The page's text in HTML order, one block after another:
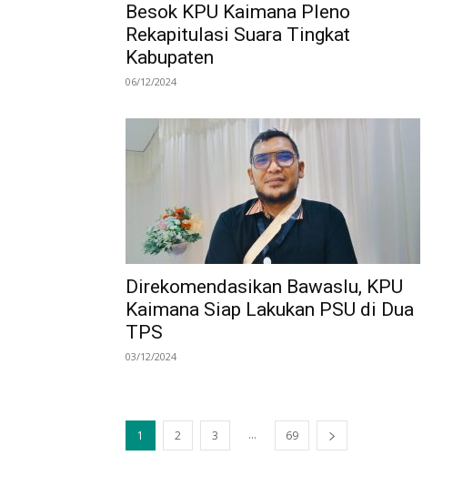
Besok KPU Kaimana Pleno
Rekapitulasi Suara Tingkat
Kabupaten
06/12/2024
Direkomendasikan Bawaslu, KPU
Kaimana Siap Lakukan PSU di Dua
TPS
03/12/2024
1 2 3 ... 69